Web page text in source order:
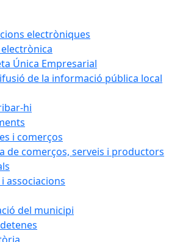
electròniques
Única Empresarial
de la informació pública local
hi
i comerços
de comerços, serveis i productors
associacions
del municipi